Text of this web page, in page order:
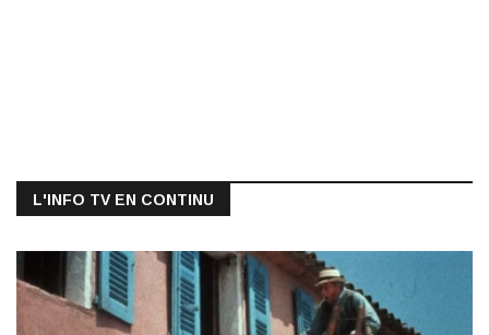
L'INFO TV EN CONTINU